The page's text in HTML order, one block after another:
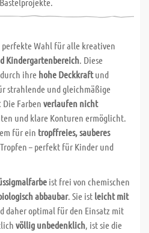
perfekte Wahl für alle kreativen
Kindergartenbereich. Diese
ihre hohe Deckkraftund
strahlende und gleichmäßige
Farben verlaufen nicht
und klare Konturen ermöglicht.
für ein tropffreies, sauberes
– perfekt für Kinder und
ist frei von chemischen
abbaubar. Sie ist leicht mit
daher optimal für den Einsatz mit
völlig unbedenklich, ist sie die